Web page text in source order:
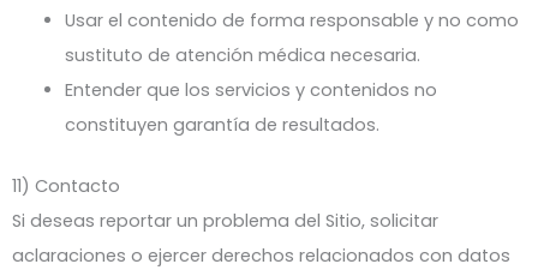
Usar el contenido de forma responsable y no como
sustituto de atención médica necesaria.
Entender que los servicios y contenidos no
constituyen garantía de resultados.
11) Contacto
Si deseas reportar un problema del Sitio, solicitar
aclaraciones o ejercer derechos relacionados con datos